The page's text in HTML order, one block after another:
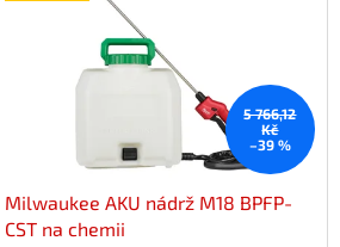
5 766,12
Kč
–39 %
Milwaukee AKU nádrž M18 BPFP-
CST na chemii